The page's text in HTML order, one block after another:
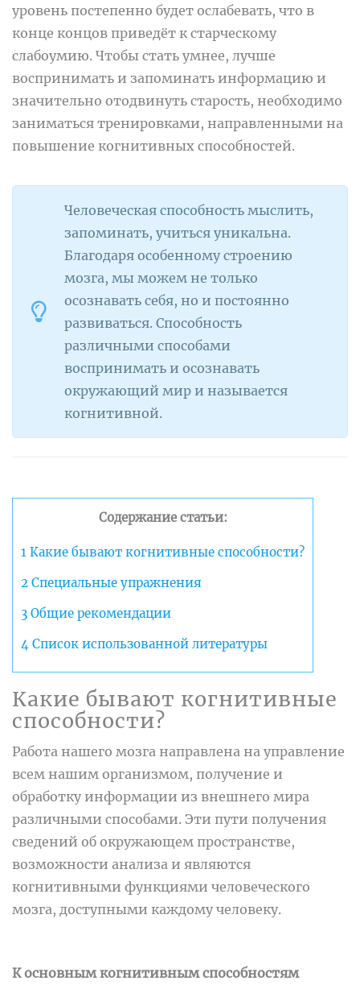
уровень постепенно будет ослабевать, что в
конце концов приведёт к старческому
слабоумию. Чтобы стать умнее, лучше
воспринимать и запоминать информацию и
значительно отодвинуть старость, необходимо
заниматься тренировками, направленными на
повышение когнитивных способностей.
Человеческая способность мыслить,
запоминать, учиться уникальна.
Благодаря особенному строению
мозга, мы можем не только
осознавать себя, но и постоянно
развиваться. Способность
различными способами
воспринимать и осознавать
окружающий мир и называется
когнитивной.
Содержание статьи:
1 Какие бывают когнитивные способности?
2 Специальные упражнения
3 Общие рекомендации
4 Список использованной литературы
Какие бывают когнитивные
способности?
Работа нашего мозга направлена на управление
всем нашим организмом, получение и
обработку информации из внешнего мира
различными способами. Эти пути получения
сведений об окружающем пространстве,
возможности анализа и являются
когнитивными функциями человеческого
мозга, доступными каждому человеку.
К основным когнитивным способностям